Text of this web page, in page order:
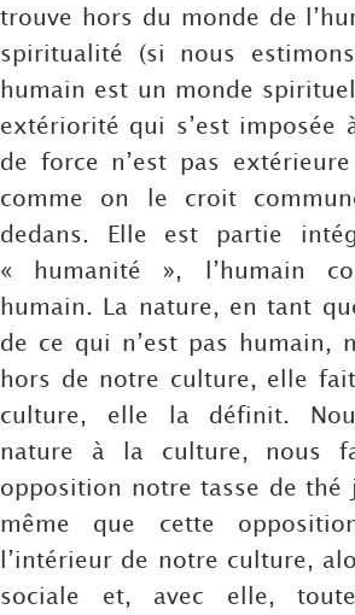
trouve hors du monde de
spiritualité (si nous
humain est un monde
extériorité qui s’est imposée
de force n’est pas
comme on le croit
dedans. Elle est partie
« humanité », l’humain
humain. La nature, en tant
de ce qui n’est pas humain,
hors de notre culture, elle
culture, elle la définit.
nature à la culture, nous
opposition notre tasse de thé
même que cette
l’intérieur de notre culture,
sociale et, avec elle,